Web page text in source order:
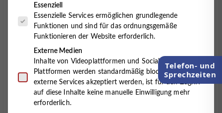
Timmermann, Gründer und ärztlicher Leiter des MVZ
Timmermann und Partner, stellte mit seinen
Kolleginnen Carolin Baucke und Maria Hurtado
Therapieansatz vor, den er seit Gründung im Jahr
2000 am MVZ Timmermann und Partner anbietet
und damit bislang rund 16.000 Patienten nachhaltig
Telefon- und
Sprechzeiten
Es folgt eine Liste der Service-Gruppen, für die eine Einwilligung
Essenziell
Essenzielle Services ermöglichen grundlegende
Funktionen und sind für das ordnungsgemäße
Funktionieren der Website erforderlich.
Externe Medien
Inhalte von Videoplattformen und Social-Media-
Plattformen werden standardmäßig blockiert. Wenn
externe Services akzeptiert werden, ist für den Zugriff
auf diese Inhalte keine manuelle Einwilligung mehr
erforderlich.